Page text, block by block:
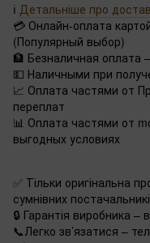
ℹ️ Детальніше про
💳 Онлайн-оплата
(Популярный выбор)
🏦 Безналичная
💵 Наличными при
📈 Оплата частями от
переплат
📊 Оплата частями от
выгодных условиях
✅ Тільки оригінальна
сумнівних
🔒 Гарантія виробника –
📞Легко зв’язатися –